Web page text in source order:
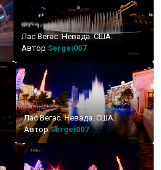
Лас Вегас. Невада. США.
Автор Sergei007
Лас Вегас. Невада. США.
АвторSergei007